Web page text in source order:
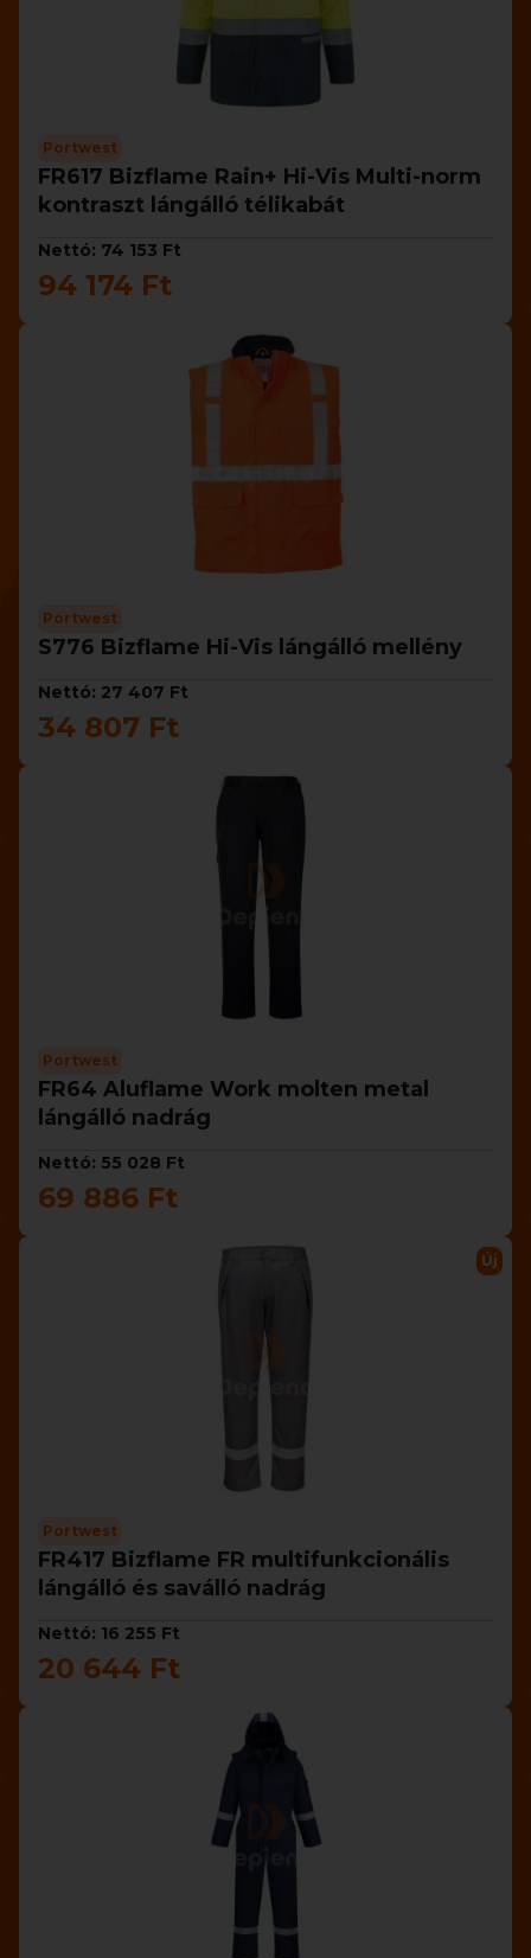
Portwest
FR617 Bizflame Rain+ Hi-Vis Multi-norm
kontraszt lángálló télikabát
Nettó: 74 153 Ft
94 174 Ft
Portwest
S776 Bizflame Hi-Vis lángálló mellény
Nettó: 27 407 Ft
34 807 Ft
Portwest
FR64 Aluflame Work molten metal
lángálló nadrág
Nettó: 55 028 Ft
69 886 Ft
Új
Portwest
FR417 Bizflame FR multifunkcionális
lángálló és saválló nadrág
Nettó: 16 255 Ft
20 644 Ft